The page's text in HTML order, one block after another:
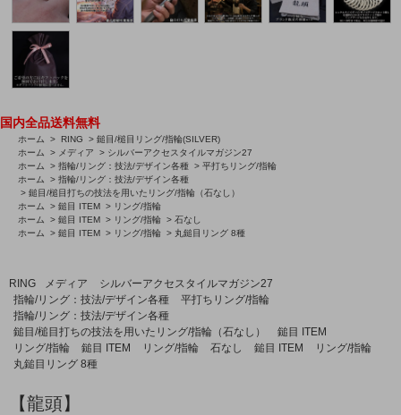
国内全品送料無料
ホーム > RING > 鎚目/槌目リング/指輪(SILVER)
ホーム
> メディア > シルバーアクセスタイルマガジン27
ホーム
> 指輪/リング：技法/デザイン各種 > 平打ちリング/指輪
ホーム
> 指輪/リング：技法/デザイン各種
> 鎚目/槌目打ちの技法を用いたリング/指輪（石なし）
ホーム
> 鎚目 ITEM > リング/指輪
ホーム
> 鎚目 ITEM > リング/指輪 > 石なし
ホーム
> 鎚目 ITEM > リング/指輪 > 丸鎚目リング 8種
RING メディア
シルバーアクセスタイルマガジン27
指輪/リング：技法/デザイン各種
平打ちリング/指輪
指輪/リング：技法/デザイン各種
鎚目/槌目打ちの技法を用いたリング/指輪（石なし）
鎚目 ITEM
リング/指輪
鎚目 ITEM リング/指輪 石なし 鎚目 ITEM
リング/指輪
丸鎚目リング 8種
【龍頭】